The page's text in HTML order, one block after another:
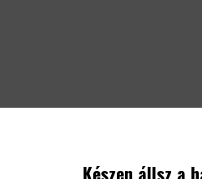
Készen állsz a